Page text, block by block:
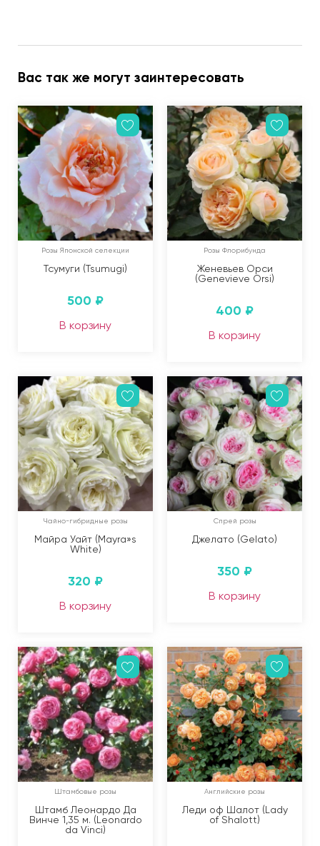
Вас так же могут заинтересовать
Розы Японской селекции
Тсумуги (Tsumugi)
500 ₽
В корзину
Розы Флорибунда
Женевьев Орси
(Genevieve Orsi)
400 ₽
В корзину
Чайно-гибридные розы
Майра Уайт (Mayra»s
White)
320 ₽
В корзину
Спрей розы
Джелато (Gelato)
350 ₽
В корзину
Штамбовые розы
Штамб Леонардо Да
Винче 1,35 м. (Leonardo
da Vinci)
Английские розы
Леди оф Шалот (Lady
of Shalott)